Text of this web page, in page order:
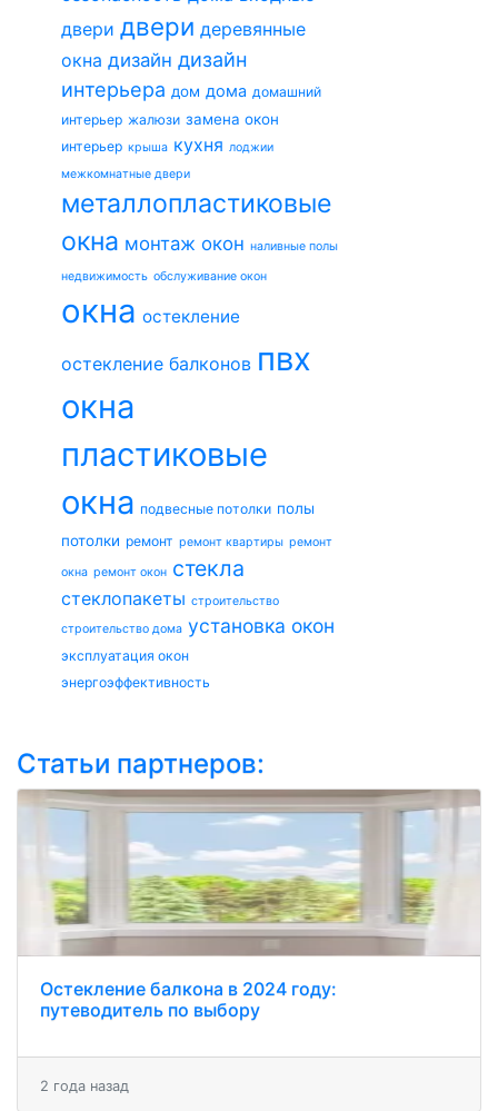
двери двери деревянные
окна дизайн дизайн
интерьера дом дома домашний
интерьер жалюзи замена окон
интерьер крыша кухня лоджии
межкомнатные двери
металлопластиковые
окна монтаж окон наливные полы
недвижимость обслуживание окон
окна остекление
остекление балконов пвх
окна
пластиковые
окна подвесные потолки полы
потолки ремонт ремонт квартиры ремонт
окна ремонт окон стекла
стеклопакеты строительство
строительство дома установка окон
эксплуатация окон
энергоэффективность
Статьи партнеров:
Остекление балкона в 2024 году:
путеводитель по выбору
2 года назад